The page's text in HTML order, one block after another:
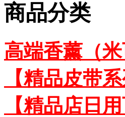
商品分类
高端香薰（
【精品皮带系
【精品店日